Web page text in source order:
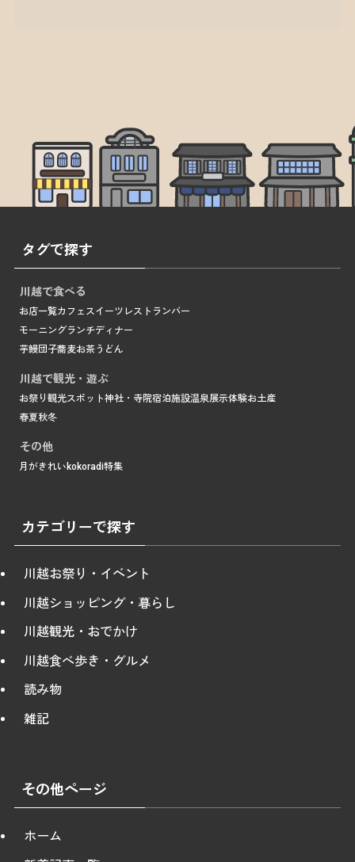
タグで探す
川越で食べる
お店一覧カフェ スイーツ レストランバー
モーニングランチディナー
芋鰻団子蕎麦お茶うどん
川越で観光・遊ぶ
お祭り 観光スポット神社・寺院宿泊施設温泉展示体験お土産
春夏秋冬
その他
月がきれい kokoradi特集
カテゴリーで探す
川越お祭り・イベント
川越ショッピング・暮らし
川越観光・おでかけ
川越食べ歩き・グルメ
読み物
雑記
その他ページ
ホーム